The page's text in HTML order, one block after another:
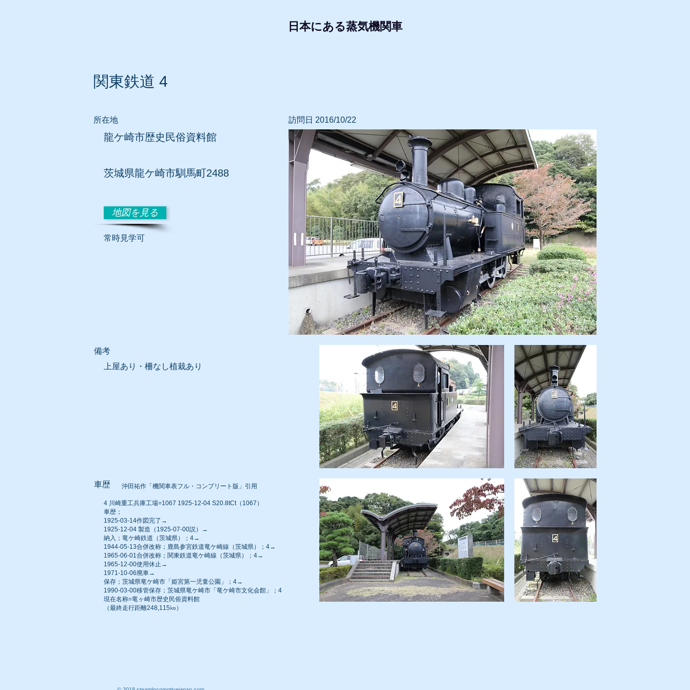
日本にある蒸気機関車
関東鉄道 4
所在地
龍ケ崎市歴史民俗資料館
​茨城県龍ケ崎市馴馬町2488
地図を見る
常時見学可
訪問日 2016/10/22
​備考
上屋あり・柵なし植栽あり
車歴 沖田祐作「機関車表フル・コンプリート版」引用
4 川崎重工兵庫工場=1067 1925-12-04 S20.8tCt（1067）
車歴；
1925-03-14作図完了→
1925-12-04 製造（1925-07-00説）→
納入；竜ケ崎鉄道（茨城県）；4→
1944-05-13合併改称；鹿島参宮鉄道竜ケ崎線（茨城県）；4→
1965-06-01合併改称；関東鉄道竜ケ崎線（茨城県）；4→
1965-12-00使用休止→
1971-10-06廃車→
保存；茨城県竜ケ崎市「姫宮第一児童公園」；4→
1990-03-00移管保存；茨城県竜ケ崎市「竜ケ崎市文化会館」；4
現在名称=竜ヶ崎市歴史民俗資料館
（最終走行距離248,115㎞）